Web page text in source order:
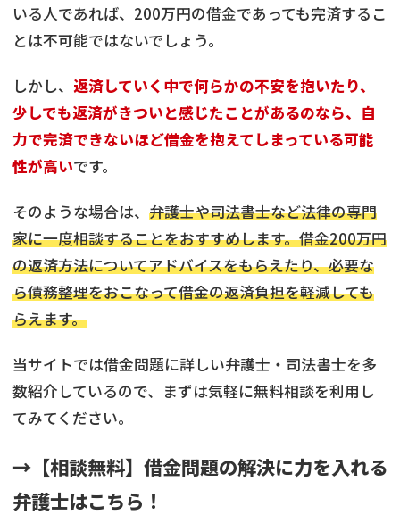
いる人であれば、200万円の借金であっても完済するこ
とは不可能ではないでしょう。
しかし、 返済していく中で何らかの不安を抱いたり、
少しでも返済がきついと感じたことがあるのなら、自
力で完済できないほど借金を抱えてしまっている可能
性が高いです。
そのような場合は、 弁護士や司法書士など法律の専門
家に一度相談することをおすすめします。借金200万円
の返済方法についてアドバイスをもらえたり、必要な
ら債務整理をおこなって借金の返済負担を軽減しても
らえます。
当サイトでは借金問題に詳しい弁護士・司法書士を多
数紹介しているので、まずは気軽に無料相談を利用し
てみてください。
→【相談無料】借金問題の解決に力を入れる
弁護士はこちら！